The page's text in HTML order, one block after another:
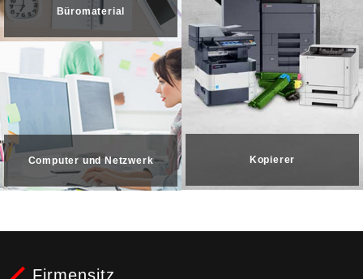
Kopierer
Büromaterial
Computer und Netzwerk
Firmensitz